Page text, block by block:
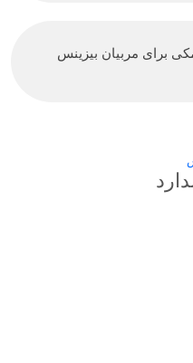
برای مربیان بیزینس